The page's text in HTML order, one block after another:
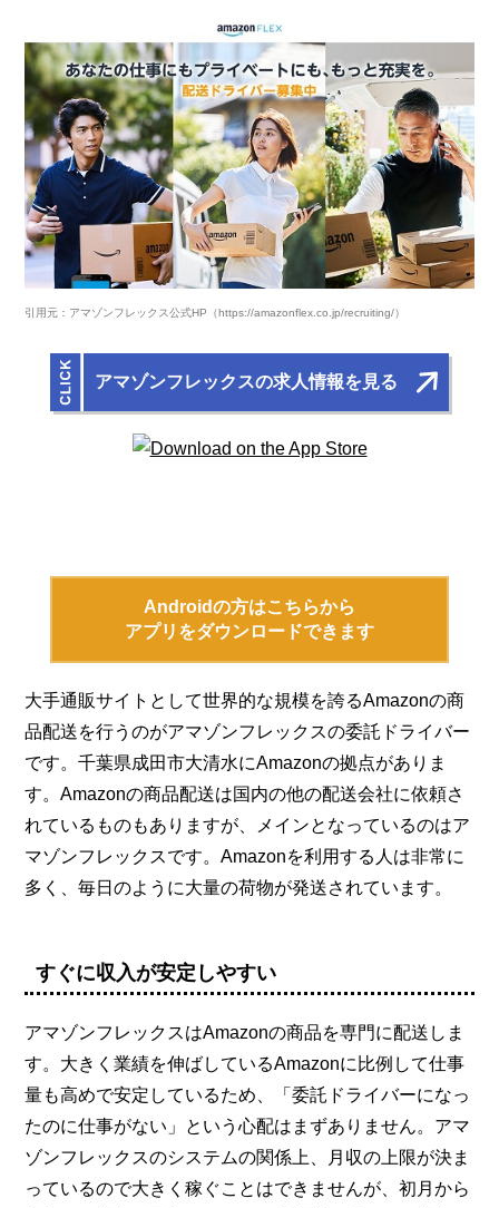
引用元：アマゾンフレックス公式HP（https://amazonflex.co.jp/recruiting/）
アマゾンフレックスの求人情報を見る
Androidの方はこちらから
アプリをダウンロードできます
大手通販サイトとして世界的な規模を誇るAmazonの商
品配送を行うのがアマゾンフレックスの委託ドライバー
です。千葉県成田市大清水にAmazonの拠点がありま
す。Amazonの商品配送は国内の他の配送会社に依頼さ
れているものもありますが、メインとなっているのはア
マゾンフレックスです。Amazonを利用する人は非常に
多く、毎日のように大量の荷物が発送されています。
すぐに収入が安定しやすい
アマゾンフレックスはAmazonの商品を専門に配送しま
す。大きく業績を伸ばしているAmazonに比例して仕事
量も高めで安定しているため、「委託ドライバーになっ
たのに仕事がない」という心配はまずありません。アマ
ゾンフレックスのシステムの関係上、月収の上限が決ま
っているので大きく稼ぐことはできませんが、初月から